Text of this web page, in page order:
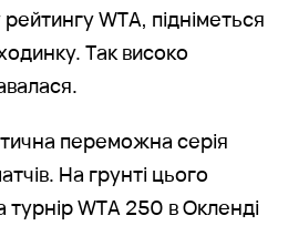
WTA, підніметься
Так високо
переможна серія
На грунті цього
WTA 250 в Окленді